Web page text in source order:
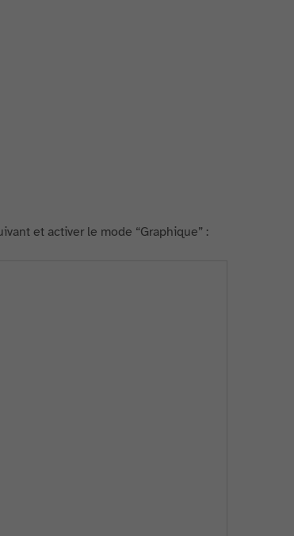
et activer le mode “Graphique” :